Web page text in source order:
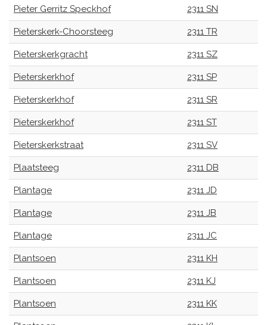
Pieter Gerritz Speckhof 2311 SN
Pieterskerk-Choorsteeg 2311 TR
Pieterskerkgracht 2311 SZ
Pieterskerkhof 2311 SP
Pieterskerkhof 2311 SR
Pieterskerkhof 2311 ST
Pieterskerkstraat 2311 SV
Plaatsteeg 2311 DB
Plantage 2311 JD
Plantage 2311 JB
Plantage 2311 JC
Plantsoen 2311 KH
Plantsoen 2311 KJ
Plantsoen 2311 KK